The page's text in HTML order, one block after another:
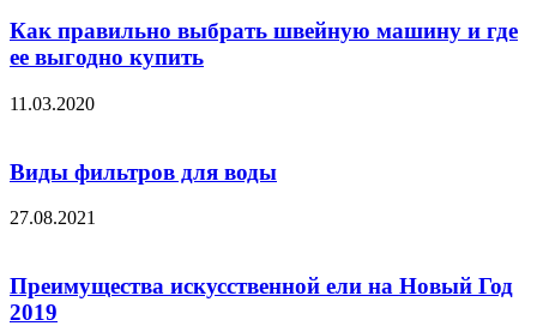
Как правильно выбрать швейную машину и где
ее выгодно купить
11.03.2020
Виды фильтров для воды
27.08.2021
Преимущества искусственной ели на Новый Год
2019